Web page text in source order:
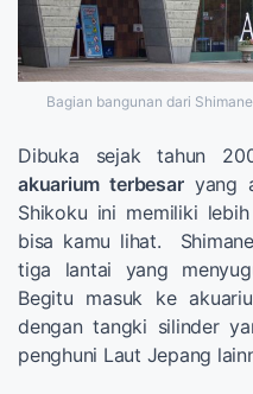
Bagian bangunan dari
Dibuka sejak tahun
akuarium terbesaryang
Shikoku ini memiliki
bisa kamu lihat.
tiga lantai yang
Begitu masuk ke
dengan tangki silinder
penghuni Laut Jepang